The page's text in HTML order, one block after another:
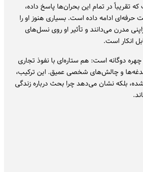
تقریباً در تمام این بحران‌ها پاسخ داده،
حرفه‌ای ادامه داده است. بسیاری هنوز او را
مدرن می‌دانند و تأثیر او روی نسل‌های
انکار است.
دوگانه است: هم ستاره‌ای با نفوذ تجاری
و چالش‌های شخصی عمیق. این ترکیب،
بلکه نشان می‌دهد چرا بحث درباره زندگی